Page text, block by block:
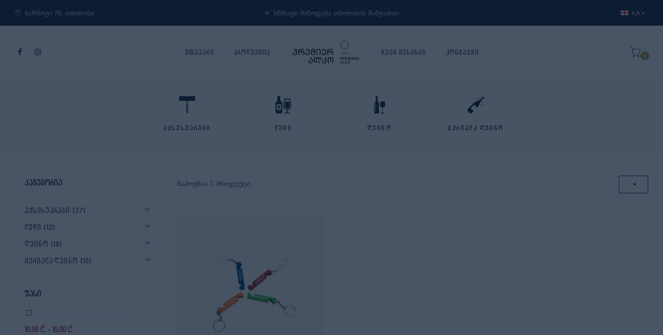
ბარნოვი 76, თბილისი ✈︎ სწრაფი მიწოდება თბილისის მაშტაბით KA ▾
მთავარი პროდუქცია ჩვენ შესახებ კონტაქტი 0
აქსესუარები ლუდი ღვინო ცქრიალა ღვინო
კატეგორია
აქსესუარები (37)
ლუდი (12)
ღვინო (19)
ცქრიალა ღვინო (10)
ფასი
10,00 ₾ - 10,00 ₾
ნაპოვნია 1 პროდუქტი